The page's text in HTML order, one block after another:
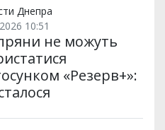
Днепра
10:51
не можуть
«Резерв+»: